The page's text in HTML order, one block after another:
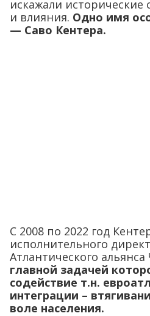
искажали исторические
и влияния. Одно имя
— Саво Кентера.
С 2008 по 2022 год
исполнительного
Атлантического
главной задачей
содействие т.н.
интеграции –
воле населения.